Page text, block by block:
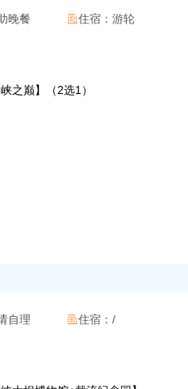
晚餐 住宿： 游轮
之巅】（2选1）
自理 住宿： /